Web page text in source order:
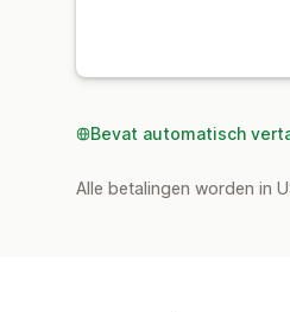
Bevat automatisch
Alle betalingen worden in